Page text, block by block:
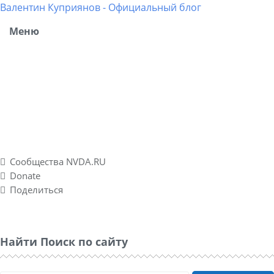
Валентин Куприянов - Официальный блог
Меню
Сообщества NVDA.RU
Donate
Поделиться
Найти Поиск по сайту